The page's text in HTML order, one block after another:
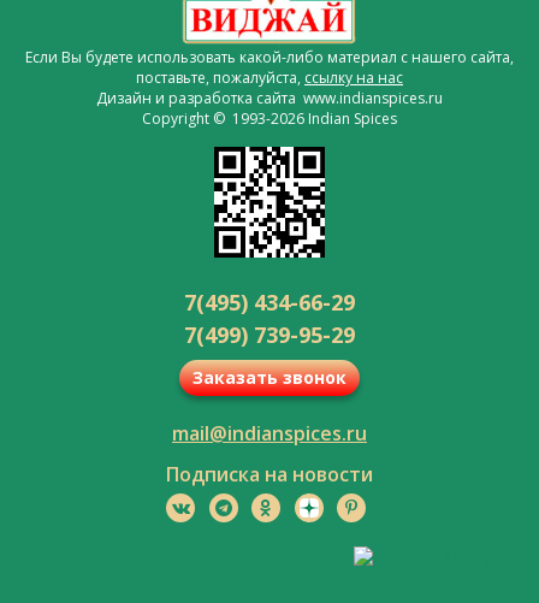
Если Вы будете использовать какой-либо материал с нашего сайта,
поставьте, пожалуйста, ссылку на нас
Дизайн и разработка сайта www.indianspices.ru
Copyright © 1993-2026 Indian Spices
7(495) 434-66-29
7(499) 739-95-29
Заказать звонок
mail@indianspices.ru
Подписка на новости